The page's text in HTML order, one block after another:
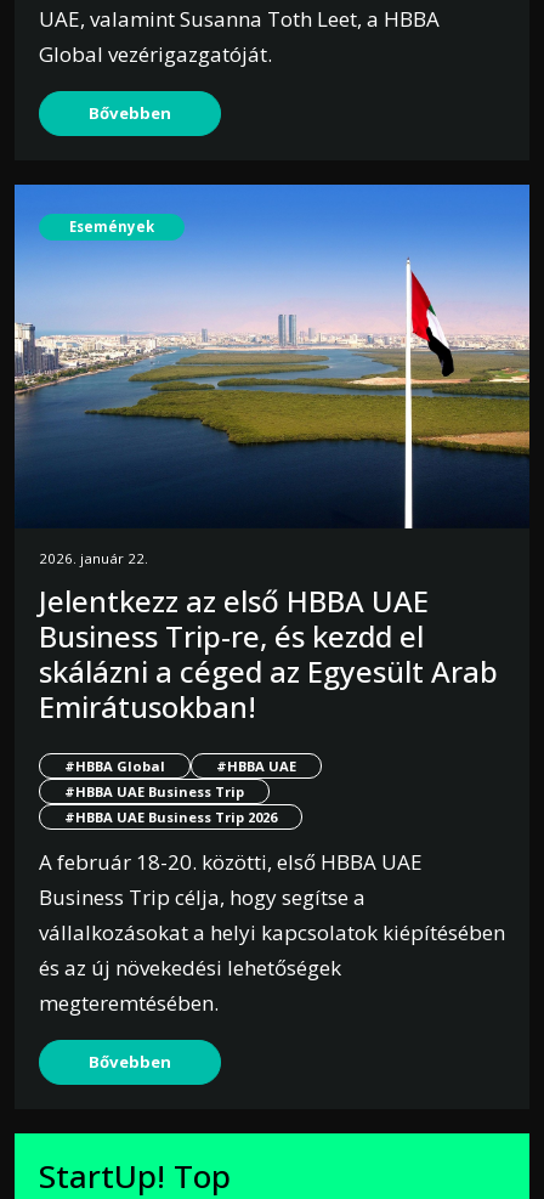
UAE, valamint Susanna Toth Leet, a HBBA
Global vezérigazgatóját.
Bővebben
Események
2026. január 22.
Jelentkezz az első HBBA UAE
Business Trip-re, és kezdd el
skálázni a céged az Egyesült Arab
Emirátusokban!
#HBBA Global
#HBBA UAE
#HBBA UAE Business Trip
#HBBA UAE Business Trip 2026
A február 18-20. közötti, első HBBA UAE
Business Trip célja, hogy segítse a
vállalkozásokat a helyi kapcsolatok kiépítésében
és az új növekedési lehetőségek
megteremtésében.
Bővebben
StartUp! Top